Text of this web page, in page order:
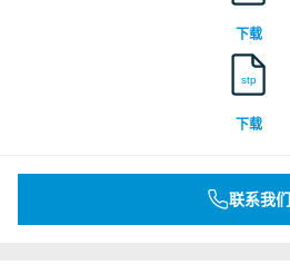
下载
stp
下载
联系我们